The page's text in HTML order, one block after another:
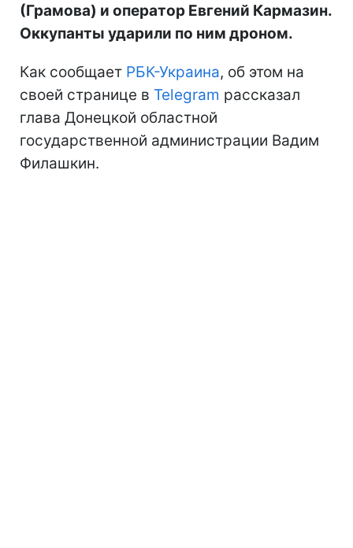
(Грамова) и оператор Евгений Кармазин.
Оккупанты ударили по ним дроном.
Как сообщает РБК-Украина, об этом на
своей странице в Telegram рассказал
глава Донецкой областной
государственной администрации Вадим
Филашкин.